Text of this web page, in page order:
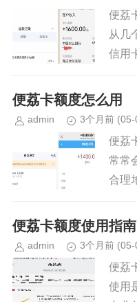
便荔
从几
信用
晰的
供持
便荔卡额度怎么用
admin 3个月前 (05-
便荔
常常
合理
周转
上，
便荔卡额度使用指南
admin 3个月前 (05-
便荔
使用